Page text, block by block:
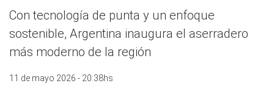
Con tecnología de punta y un enfoque
sostenible, Argentina inaugura el aserradero
más moderno de la región
11 de mayo 2026 - 20:38hs